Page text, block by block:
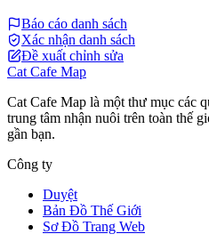
Báo cáo danh sách
Xác nhận danh sách
Đề xuất chỉnh sửa
Cat Cafe Map
Cat Cafe Map là một thư mục các
trung tâm nhận nuôi trên toàn thế
gần bạn.
Công ty
Duyệt
Bản Đồ Thế Giới
Sơ Đồ Trang Web